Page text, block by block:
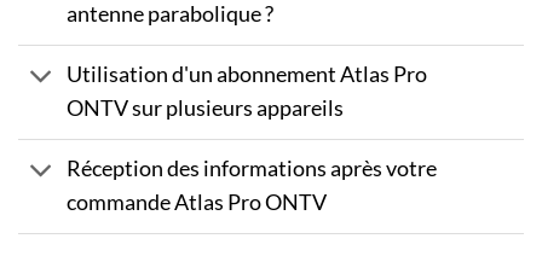
antenne parabolique ?
Utilisation d'un abonnement Atlas Pro
ONTV sur plusieurs appareils
Réception des informations après votre
commande Atlas Pro ONTV